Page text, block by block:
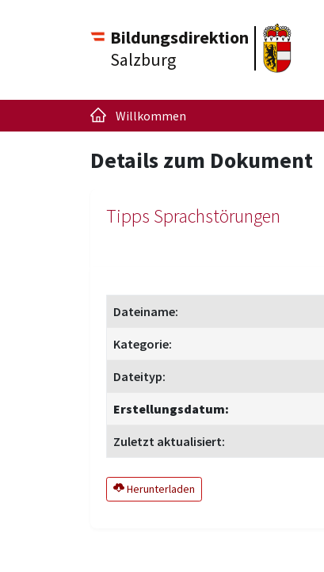
Bildungsdirektion
Salzburg
Willkommen
Details zum Dokument
Tipps Sprachstörungen
Dateiname:
Kategorie:
Dateityp:
Erstellungsdatum:
Zuletzt aktualisiert:
Herunterladen